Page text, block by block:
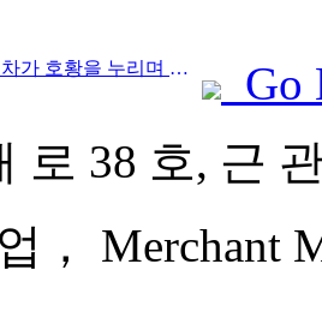
Prev:신장의 관광열차가 호황을 누리며 문화·관광 경제를 활성화하고 있습니다.
Go
로 38 호, 근
， Merchant